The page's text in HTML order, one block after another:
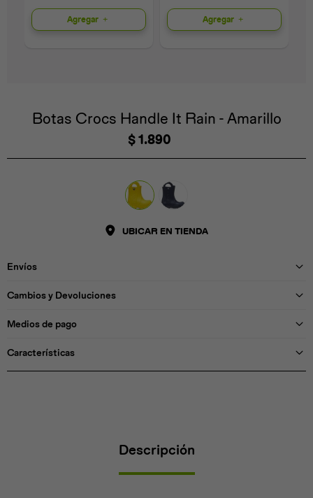
Agregar Agregar
Botas Crocs Handle It Rain - Amarillo
$1.890
UBICAR EN TIENDA
Envíos
Cambios y Devoluciones
Medios de pago
Características
Descripción